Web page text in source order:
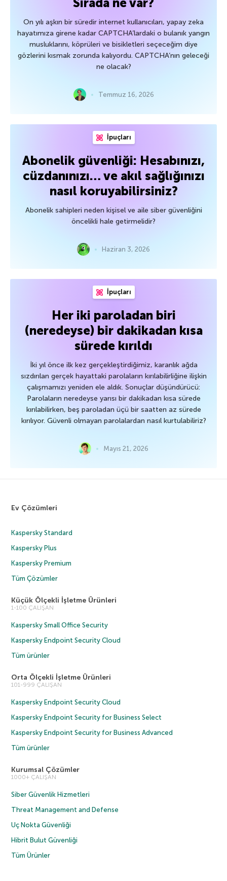
On yılı aşkın bir süredir internet kullanıcıları, yapay zeka
hayatımıza girene kadar CAPTCHA’lardaki o bulanık yangın
musluklarını, köprüleri ve bisikletleri seçeceğim diye
gözlerini kısmak zorunda kalıyordu. CAPTCHA’nın geleceği
ne olacak?
Temmuz 16, 2026
İpuçları
Abonelik güvenliği: Hesabınızı,
cüzdanınızı… ve akıl sağlığınızı
nasıl koruyabilirsiniz?
Abonelik sahipleri neden kişisel ve aile siber güvenliğini
öncelikli hale getirmelidir?
Haziran 3, 2026
İpuçları
Her iki paroladan biri
(neredeyse) bir dakikadan kısa
sürede kırıldı
İki yıl önce ilk kez gerçekleştirdiğimiz, karanlık ağda
sızdırılan gerçek hayattaki parolaların kırılabilirliğine ilişkin
çalışmamızı yeniden ele aldık. Sonuçlar düşündürücü:
Parolaların neredeyse yarısı bir dakikadan kısa sürede
kırılabilirken, beş paroladan üçü bir saatten az sürede
kırılıyor. Güvenli olmayan parolalardan nasıl kurtulabiliriz?
Mayıs 21, 2026
Ev Çözümleri
Kaspersky Standard
Kaspersky Plus
Kaspersky Premium
Tüm Çözümler
Küçük Ölçekli İşletme Ürünleri
1-100 ÇALIŞAN
Kaspersky Small Office Security
Kaspersky Endpoint Security Cloud
Tüm ürünler
Orta Ölçekli İşletme Ürünleri
101-999 ÇALIŞAN
Kaspersky Endpoint Security Cloud
Kaspersky Endpoint Security for Business Select
Kaspersky Endpoint Security for Business Advanced
Tüm ürünler
Kurumsal Çözümler
1000+ ÇALIŞAN
Siber Güvenlik Hizmetleri
Threat Management and Defense
Uç Nokta Güvenliği
Hibrit Bulut Güvenliği
Tüm Ürünler